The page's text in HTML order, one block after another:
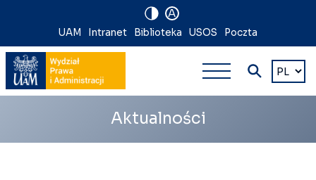
A
Nawigacja
na
skróty
UAM Intranet Biblioteka USOS Poczta
główna
Wybierz
język
Aktualności